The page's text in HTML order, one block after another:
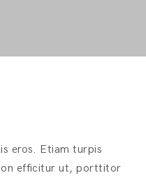
eros. Etiam turpis
efficitur ut, porttitor